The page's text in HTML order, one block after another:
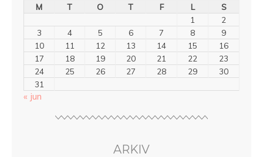
M
T O T F L
S
1
2
3
4 5 6 7 8
9
10
11 12 13 14 15
16
17
18 19 20 21 22
23
24
25 26 27 28 29
30
31
« jun
ARKIV